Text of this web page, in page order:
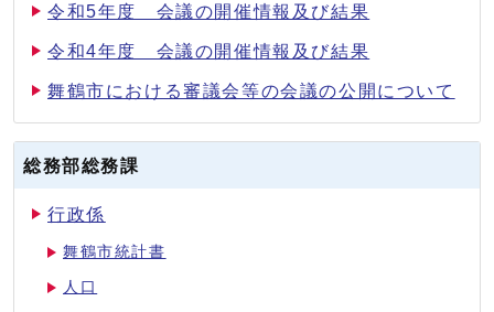
令和5年度 会議の開催情報及び結果
令和4年度 会議の開催情報及び結果
舞鶴市における審議会等の会議の公開について
総務部総務課
行政係
舞鶴市統計書
人口